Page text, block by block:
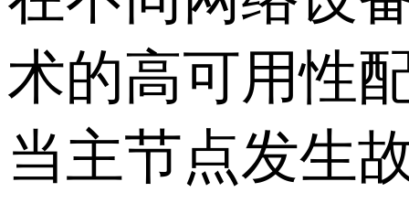
术的高可用性
当主节点发生